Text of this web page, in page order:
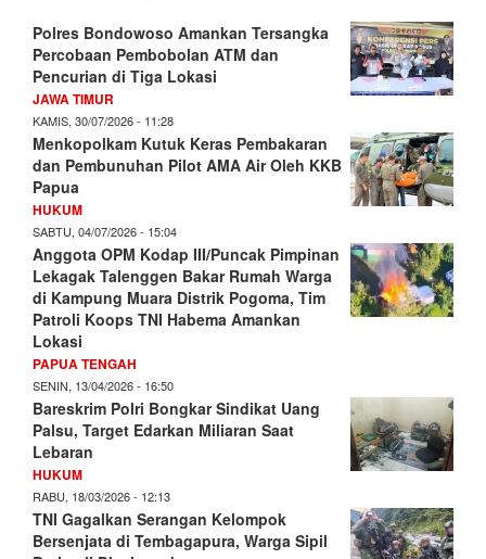
Polres Bondowoso Amankan Tersangka
Percobaan Pembobolan ATM dan
Pencurian di Tiga Lokasi
JAWA TIMUR
KAMIS, 30/07/2026 - 11:28
Menkopolkam Kutuk Keras Pembakaran
dan Pembunuhan Pilot AMA Air Oleh KKB
Papua
HUKUM
SABTU, 04/07/2026 - 15:04
Anggota OPM Kodap III/Puncak Pimpinan
Lekagak Talenggen Bakar Rumah Warga
di Kampung Muara Distrik Pogoma, Tim
Patroli Koops TNI Habema Amankan
Lokasi
PAPUA TENGAH
SENIN, 13/04/2026 - 16:50
Bareskrim Polri Bongkar Sindikat Uang
Palsu, Target Edarkan Miliaran Saat
Lebaran
HUKUM
RABU, 18/03/2026 - 12:13
TNI Gagalkan Serangan Kelompok
Bersenjata di Tembagapura, Warga Sipil